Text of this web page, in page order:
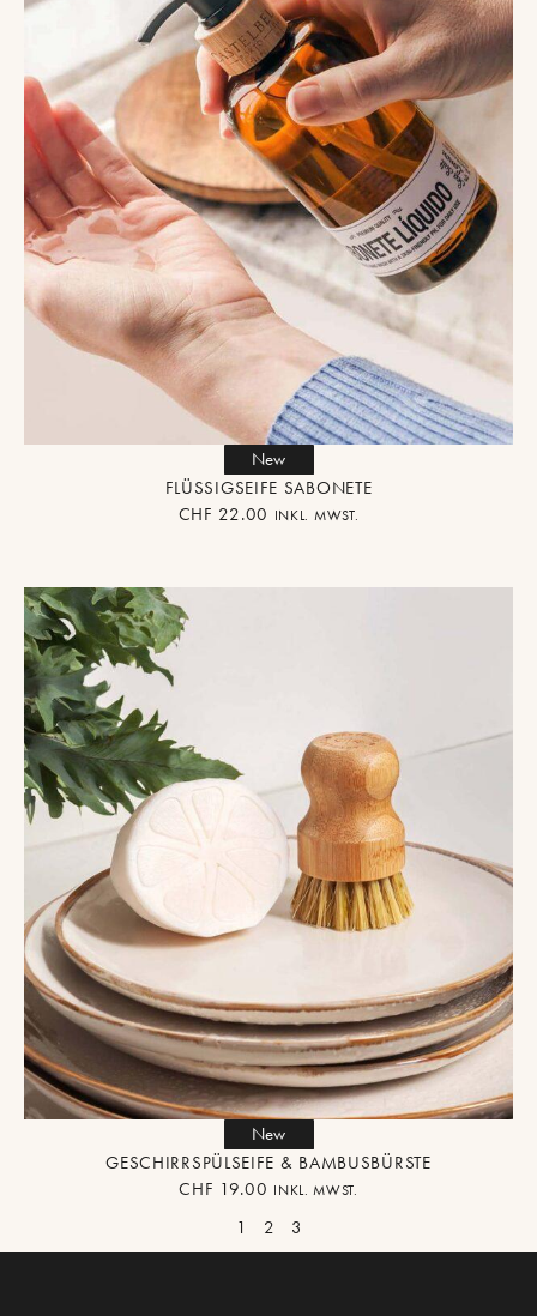
New
FLÜSSIGSEIFE SABONETE
CHF 22.00 INKL. MWST.
New
GESCHIRRSPÜLSEIFE & BAMBUSBÜRSTE
CHF 19.00 INKL. MWST.
1 2 3